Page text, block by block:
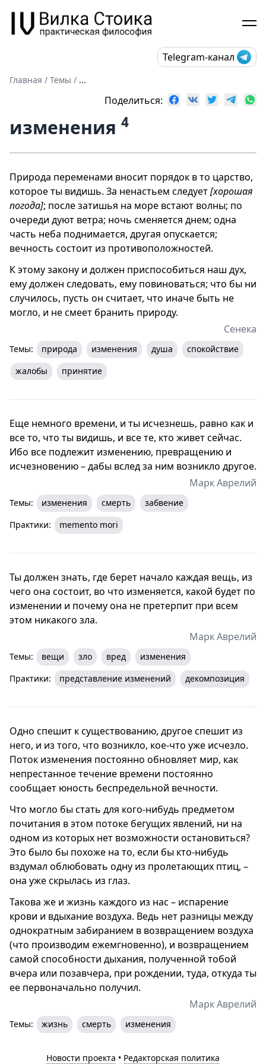
Telegram-канал
Главная / Темы / ...
Поделиться:
изменения 4
Природа переменами вносит порядок в то царство,
которое ты видишь. За ненастьем следует[хорошая
погода]; после затишья на море встают волны; по
очереди дуют ветра; ночь сменяется днем; одна
часть неба поднимается, другая опускается;
вечность состоит из противоположностей.
К этому закону и должен приспособиться наш дух,
ему должен следовать, ему повиноваться; что бы ни
случилось, пусть он считает, что иначе быть не
могло, и не смеет бранить природу.
Сенека
Темы: природа изменения душа
спокойствие
жалобы
принятие
Еще немного времени, и ты исчезнешь, равно как и
все то, что ты видишь, и все те, кто живет сейчас.
Ибо все подлежит изменению, превращению и
исчезновению – дабы вслед за ним возникло другое.
Марк Аврелий
Темы: изменения смерть
забвение
Практики:
memento mori
Ты должен знать, где берет начало каждая вещь, из
чего она состоит, во что изменяется, какой будет по
изменении и почему она не претерпит при всем
этом никакого зла.
Марк Аврелий
Темы: вещи зло вред
изменения
Практики:
представление изменений декомпозиция
Одно спешит к существованию, другое спешит из
него, и из того, что возникло, кое-что уже исчезло.
Поток изменения постоянно обновляет мир, как
непрестанное течение времени постоянно
сообщает юность беспредельной вечности.
Что могло бы стать для кого-нибудь предметом
почитания в этом потоке бегущих явлений, ни на
одном из которых нет возможности остановиться?
Это было бы похоже на то, если бы кто-нибудь
вздумал облюбовать одну из пролетающих птиц, –
она уже скрылась из глаз.
Такова же и жизнь каждого из нас – испарение
крови и вдыхание воздуха. Ведь нет разницы между
однократным забиранием в возвращением воздуха
(что производим ежемгновенно), и возвращением
самой способности дыхания, полученной тобой
вчера или позавчера, при рождении, туда, откуда ты
ее первоначально получил.
Марк Аврелий
Темы: жизнь смерть изменения
Новости проекта • Редакторская политика